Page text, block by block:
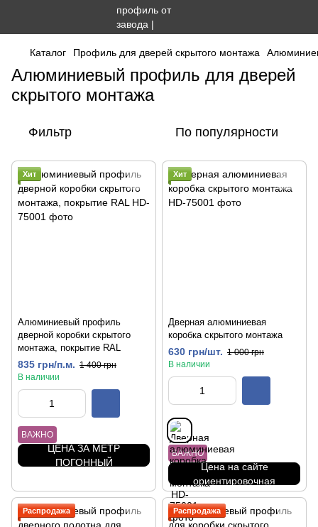
Каталог Профиль для дверей скрытого монтажа
Алюминиевый профиль для дверей
скрытого монтажа
Фильтр По популярности
Хит
Алюминиевый профиль
дверной коробки скрытого
монтажа, покрытие RAL
835 грн/п.м. 1 400 грн
В наличии
ВАЖНО
ЦЕНА ЗА МЕТР
ПОГОННЫЙ
Хит
Дверная алюминиевая
коробка скрытого монтажа
630 грн/шт. 1 000 грн
В наличии
ВАЖНО
Цена на сайте
ориентировочная
Распродажа Распродажа